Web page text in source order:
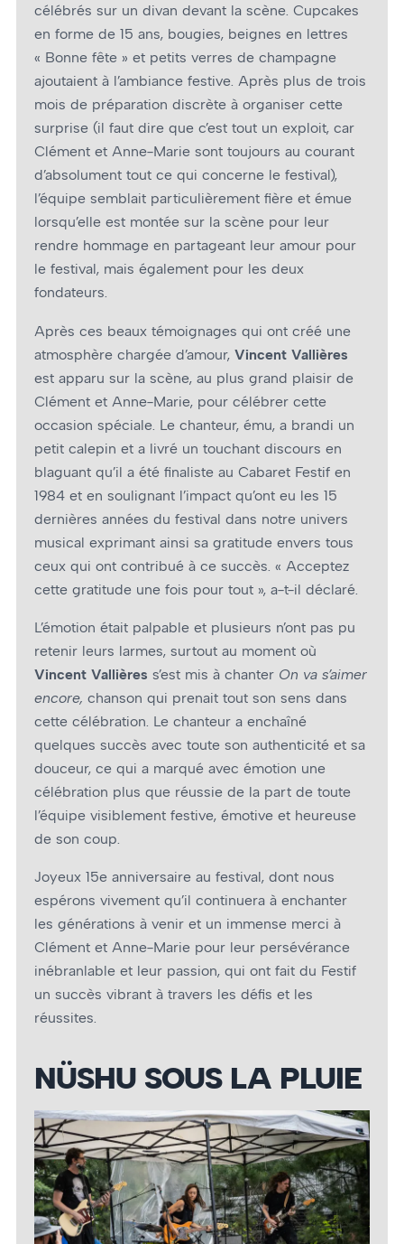
célébrés sur un divan devant la scène. Cupcakes
en forme de 15 ans, bougies, beignes en lettres
« Bonne fête » et petits verres de champagne
ajoutaient à l’ambiance festive. Après plus de trois
mois de préparation discrète à organiser cette
surprise (il faut dire que c’est tout un exploit, car
Clément et Anne-Marie sont toujours au courant
d’absolument tout ce qui concerne le festival),
l’équipe semblait particulièrement fière et émue
lorsqu’elle est montée sur la scène pour leur
rendre hommage en partageant leur amour pour
le festival, mais également pour les deux
fondateurs.
Après ces beaux témoignages qui ont créé une
atmosphère chargée d’amour, Vincent Vallières
est apparu sur la scène, au plus grand plaisir de
Clément et Anne-Marie, pour célébrer cette
occasion spéciale. Le chanteur, ému, a brandi un
petit calepin et a livré un touchant discours en
blaguant qu’il a été finaliste au Cabaret Festif en
1984 et en soulignant l’impact qu’ont eu les 15
dernières années du festival dans notre univers
musical exprimant ainsi sa gratitude envers tous
ceux qui ont contribué à ce succès. « Acceptez
cette gratitude une fois pour tout », a-t-il déclaré.
L’émotion était palpable et plusieurs n’ont pas pu
retenir leurs larmes, surtout au moment où
Vincent Vallières s’est mis à chanter On va s’aimer
encore, chanson qui prenait tout son sens dans
cette célébration. Le chanteur a enchaîné
quelques succès avec toute son authenticité et sa
douceur, ce qui a marqué avec émotion une
célébration plus que réussie de la part de toute
l’équipe visiblement festive, émotive et heureuse
de son coup.
Joyeux 15e anniversaire au festival, dont nous
espérons vivement qu’il continuera à enchanter
les générations à venir et un immense merci à
Clément et Anne-Marie pour leur persévérance
inébranlable et leur passion, qui ont fait du Festif
un succès vibrant à travers les défis et les
réussites.
NÜSHU SOUS LA PLUIE